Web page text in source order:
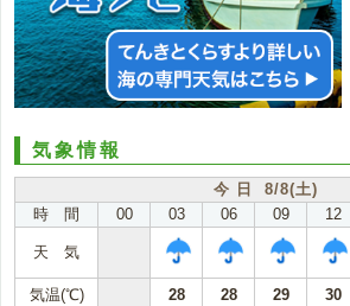
気象情報
今 日 8/8(土)
時 間
00 03 06 09 12
天 気
気温(℃) 28 28 29 30